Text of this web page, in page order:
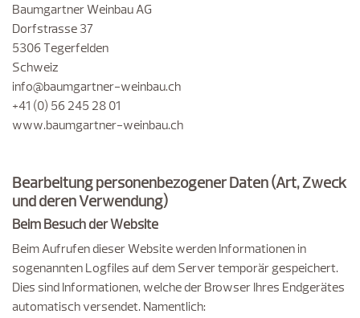
Baumgartner Weinbau AG
Dorfstrasse 37
5306 Tegerfelden
Schweiz
info@baumgartner-weinbau.ch
+41 (0) 56 245 28 01
www.baumgartner-weinbau.ch
Bearbeitung personenbezogener Daten (Art, Zweck
und deren Verwendung)
Beim Besuch der Website
Beim Aufrufen dieser Website werden Informationen in
sogenannten Logfiles auf dem Server temporär gespeichert.
Dies sind Informationen, welche der Browser Ihres Endgerätes
automatisch versendet. Namentlich: